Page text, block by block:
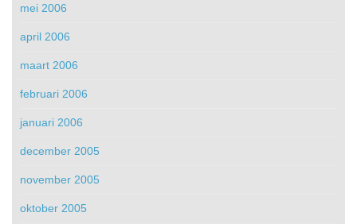
mei 2006
april 2006
maart 2006
februari 2006
januari 2006
december 2005
november 2005
oktober 2005